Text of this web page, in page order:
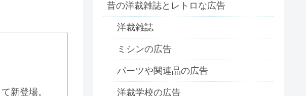
新登場。
昔の洋裁雑誌とレトロな広告
洋裁雑誌
ミシンの広告
パーツや関連品の広告
洋裁学校の広告